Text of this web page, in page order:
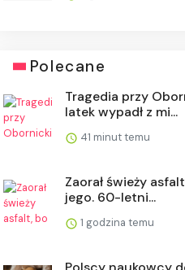
Polecane
Tragedia przy
latek wypadł z mi...
41 minut temu
Zaorał świeży
jego. 60-letni...
1 godzina temu